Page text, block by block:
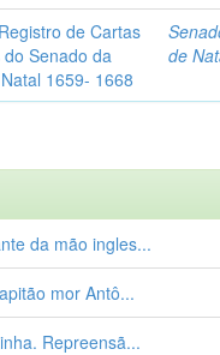
de Cartas
Senado da
1659- 1668
de
da mão ingles...
mor Antô...
Repreensã...